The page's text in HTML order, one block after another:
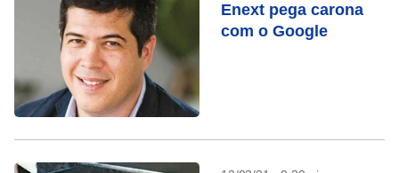
Enext pega carona
com o Google